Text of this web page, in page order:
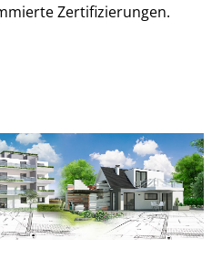
Zer­ti­fi­zie­run­gen.